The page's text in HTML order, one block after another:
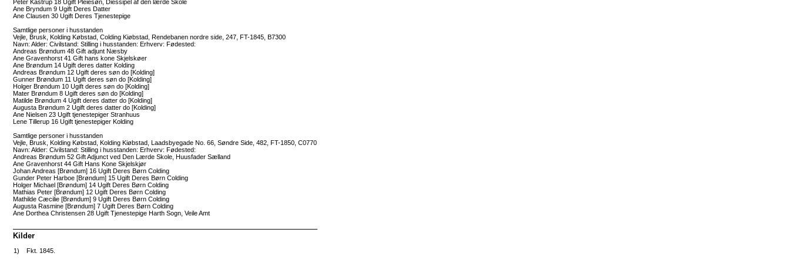
Peter Kastrup 18 Ugift Pleiesøn, Diessipel af den lærde Skole
Ane Bryndum 9 Ugift Deres Datter
Ane Clausen 30 Ugift Deres Tjenestepige
Samtlige personer i husstanden
Vejle, Brusk, Kolding Købstad, Colding Kiøbstad, Rendebanen nordre side, 247, FT-1845, B7300
Navn: Alder: Civilstand: Stilling i husstanden: Erhverv: Fødested:
Andreas Brøndum 48 Gift adjunt Næsby
Ane Gravenhorst 41 Gift hans kone Skjelskøer
Ane Brøndum 14 Ugift deres datter Kolding
Andreas Brøndum 12 Ugift deres søn do [Kolding]
Gunner Brøndum 11 Ugift deres søn do [Kolding]
Holger Brøndum 10 Ugift deres søn do [Kolding]
Mater Brøndum 8 Ugift deres søn do [Kolding]
Matilde Brøndum 4 Ugift deres datter do [Kolding]
Augusta Brøndum 2 Ugift deres datter do [Kolding]
Ane Nielsen 23 Ugift tjenestepiger Stranhuus
Lene Tillerup 16 Ugift tjenestepiger Kolding
Samtlige personer i husstanden
Vejle, Brusk, Kolding Købstad, Kolding Kiøbstad, Laadsbyegade No. 66, Søndre Side, 482, FT-1850, C0770
Navn: Alder: Civilstand: Stilling i husstanden: Erhverv: Fødested:
Andreas Brøndum 52 Gift Adjunct ved Den Lærde Skole, Huusfader Sælland
Ane Gravenhorst 44 Gift Hans Kone Skjelskjør
Johan Andreas [Brøndum] 16 Ugift Deres Børn Colding
Gunder Peter Harboe [Brøndum] 15 Ugift Deres Børn Colding
Holger Michael [Brøndum] 14 Ugift Deres Børn Colding
Mathias Peter [Brøndum] 12 Ugift Deres Børn Colding
Mathilde Cæcilie [Brøndum] 9 Ugift Deres Børn Colding
Augusta Rasmine [Brøndum] 7 Ugift Deres Børn Colding
Ane Dorthea Christensen 28 Ugift Tjenestepige Harth Sogn, Veile Amt
Kilder
1) Fkt. 1845.